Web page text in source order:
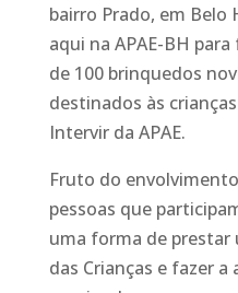
bairro Prado, em
aqui na APAE-BH
de 100 brinquedos
destinados às
Intervir da APAE.
Fruto do
pessoas que
uma forma de prestar
das Crianças e fazer a